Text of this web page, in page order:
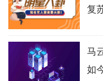
复
马
如